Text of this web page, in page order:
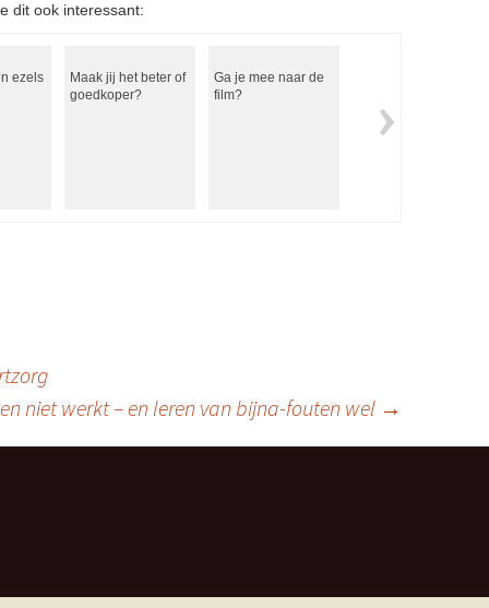
dit ook interessant:
ezels
Maak jij het beter of
goedkoper?
Ga je mee naar de
film?
niet werkt – en leren van bijna-fouten wel →